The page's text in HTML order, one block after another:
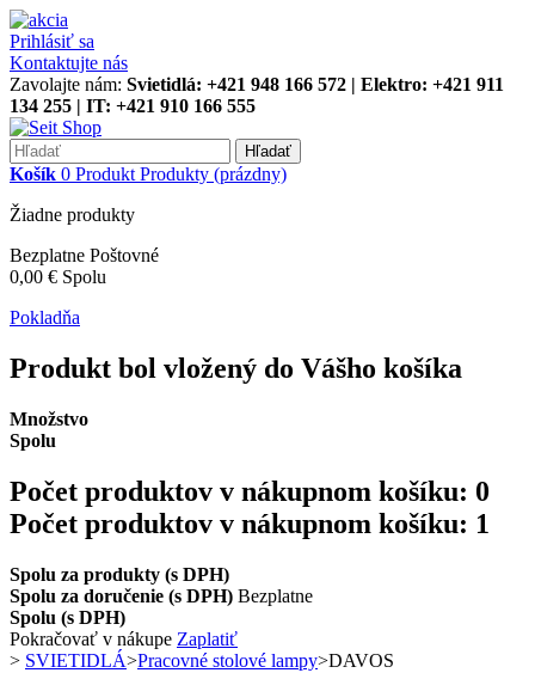
Prihlásiť sa
Kontaktujte nás
Zavolajte nám: Svietidlá: +421 948 166 572 | Elektro: +421 911
134 255 | IT: +421 910 166 555
Hľadať
Košík 0 Produkt Produkty (prázdny)
Žiadne produkty
Bezplatne Poštovné
0,00 € Spolu
Pokladňa
Produkt bol vložený do Vášho košíka
Množstvo
Spolu
Počet produktov v nákupnom košíku: 0
Počet produktov v nákupnom košíku: 1
Spolu za produkty (s DPH)
Spolu za doručenie (s DPH) Bezplatne
Spolu (s DPH)
Pokračovať v nákupe Zaplatiť
> SVIETIDLÁ>Pracovné stolové lampy>DAVOS